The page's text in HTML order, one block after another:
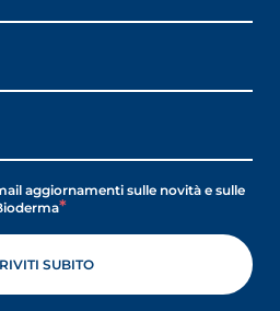
aggiornamenti sulle novità e sulle